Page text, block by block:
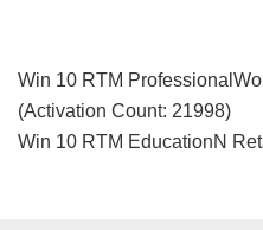
Win 10 RTM
(Activation Count: 21998)
Win 10 RTM EducationN